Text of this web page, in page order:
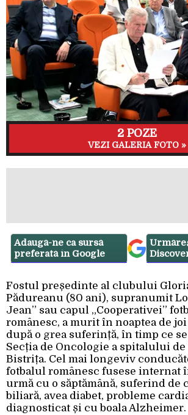
2 POZE
VEZI GALERIA FOTO »
Adaugă-ne ca sursă
preferată în Google
Fostul președinte al clubului
Pădureanu (80 ani), supranumit
Jean” sau capul „Cooperativei”
românesc, a murit în noaptea de
după o grea suferință, în timp ce
Secția de Oncologie a spitalului
Bistrița. Cel mai longeviv
fotbalul românesc fusese internat
urmă cu o săptămână, suferind de
biliară, avea diabet, probleme
diagnosticat și cu boala Alzheimer.